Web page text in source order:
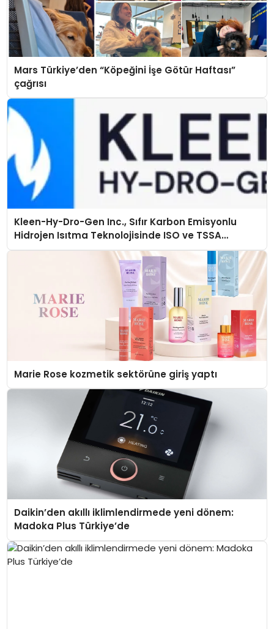
Mars Türkiye’den “Köpeğini İşe Götür Haftası”
çağrısı
Kleen-Hy-Dro-Gen Inc., Sıfır Karbon Emisyonlu
Hidrojen Isıtma Teknolojisinde ISO ve TSSA
Düzenleyici Onaylarını Aldı
Marie Rose kozmetik sektörüne giriş yaptı
Daikin’den akıllı iklimlendirmede yeni dönem:
Madoka Plus Türkiye’de